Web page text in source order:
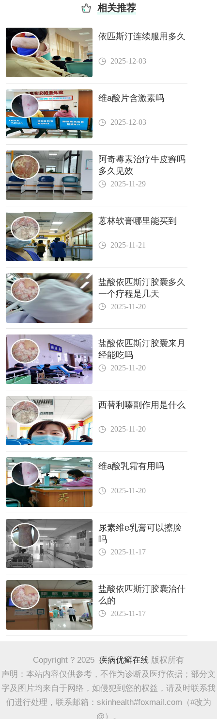
相关推荐
依匹斯汀连续服用多久
2025-12-03
维a酸片含激素吗
2025-12-03
阿奇霉素治疗牛皮癣吗
多久见效
2025-11-29
蒽林软膏哪里能买到
2025-11-21
盐酸依匹斯汀胶囊多久
一个疗程是几天
2025-11-20
盐酸依匹斯汀胶囊来月
经能吃吗
2025-11-20
西替利嗪副作用是什么
2025-11-20
维a酸乳霜有用吗
2025-11-20
尿素维e乳膏可以擦脸
吗
2025-11-17
盐酸依匹斯汀胶囊治什
么的
2025-11-17
Copyright ? 2025 疾病优癣在线 版权所有
声明：本站内容仅供参考，不作为诊断及医疗依据；部分文
字及图片均来自于网络，如侵犯到您的权益，请及时联系我
们进行处理，联系邮箱：skinhealth#foxmail.com（#改为
@）。